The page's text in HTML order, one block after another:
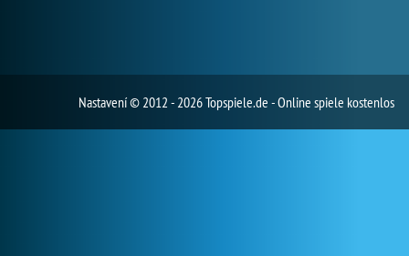
Nastavení© 2012 - 2026 Topspiele.de - Online spiele kostenlos